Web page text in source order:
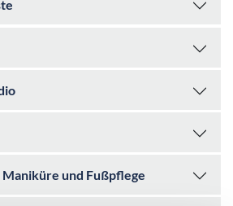
und Fußpflege